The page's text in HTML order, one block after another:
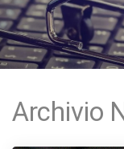
Archivio